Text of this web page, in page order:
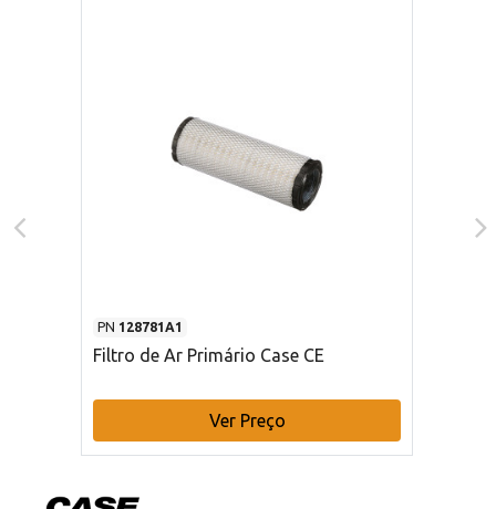
PN 128781A1
Filtro de Ar Primário Case CE
Ver Preço